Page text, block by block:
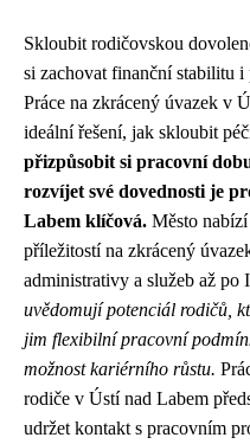
Skloubit rodičovskou
si zachovat finanční stabilitu
Práce na zkrácený úvazek v
ideální řešení, jak skloubit
přizpůsobit si pracovní
rozvíjet své dovednosti je
Labem klíčová. Město
příležitostí na zkrácený
administrativy a služeb až po
uvědomují potenciál rodičů,
jim flexibilní pracovní
možnost kariérního růstu.
rodiče v Ústí nad Labem
udržet kontakt s pracovním